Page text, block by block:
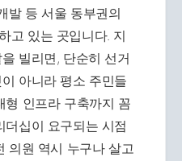
발 등 서울 동부권의
고 있는 곳입니다. 지
빌리면, 단순히 선거
아니라 평소 주민들
형 인프라 구축까지 꼼
십이 요구되는 시점
의원 역시 누구나 살고